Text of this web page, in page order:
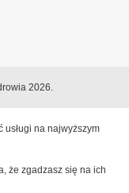
2026.
usługi na najwyższym
że zgadzasz się na ich